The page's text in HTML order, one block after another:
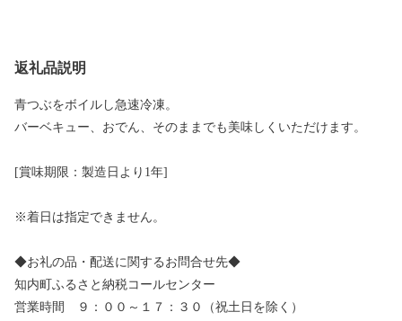
返礼品説明
青つぶをボイルし急速冷凍。
バーベキュー、おでん、そのままでも美味しくいただけます。
[賞味期限：製造日より1年]
※着日は指定できません。
◆お礼の品・配送に関するお問合せ先◆
知内町ふるさと納税コールセンター
営業時間 ９：００～１７：３０（祝土日を除く）